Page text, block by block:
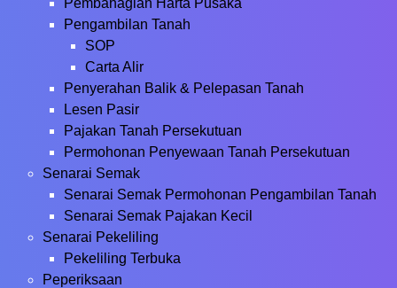
Pembahagian Harta Pusaka
Pengambilan Tanah
SOP
Carta Alir
Penyerahan Balik & Pelepasan Tanah
Lesen Pasir
Pajakan Tanah Persekutuan
Permohonan Penyewaan Tanah Persekutuan
Senarai Semak
Senarai Semak Permohonan Pengambilan Tanah
Senarai Semak Pajakan Kecil
Senarai Pekeliling
Pekeliling Terbuka
Peperiksaan